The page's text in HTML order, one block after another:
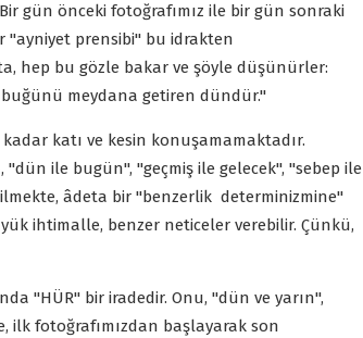
gün önceki fotoğrafımız ile bir gün sonraki
"ayniyet prensibi" bu idrakten
hep bu gözle bakar ve şöyle düşünürler:
buğünü meydana getiren dündür."
katı ve kesin konuşamamaktadır.
ile bugün", "geçmiş ile gelecek", "sebep ile
âdeta bir "benzerlik determinizmine"
ihtimalle, benzer neticeler verebilir. Çünkü,
"HÜR" bir iradedir. Onu, "dün ve yarın",
ilk fotoğrafımızdan başlayarak son